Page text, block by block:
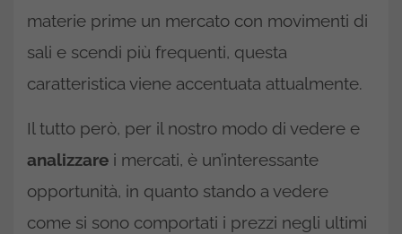
materie prime un mercato con movimenti di
sali e scendi più frequenti, questa
caratteristica viene accentuata attualmente.
Il tutto però, per il nostro modo di vedere e
analizzare i mercati, è un’interessante
opportunità, in quanto stando a vedere
come si sono comportati i prezzi negli ultimi